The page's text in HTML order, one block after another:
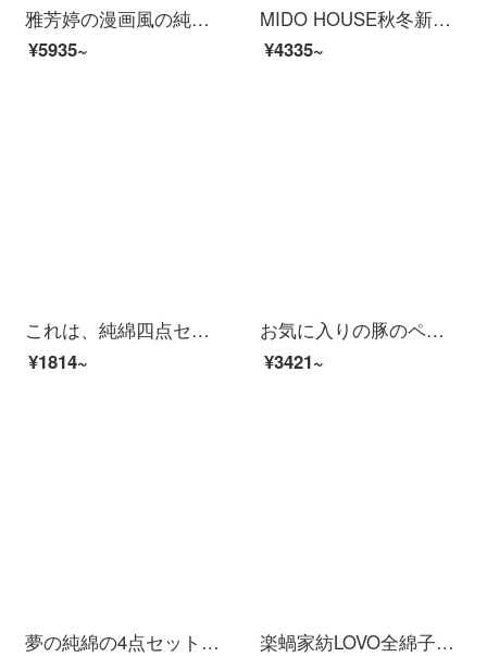
雅芳婷の漫画風の純綿のベッドの上で4つのセットのケイティの猫のアニメ・漫画の全綿のシーツの布団カバー4つのセットの縄の金71303シーツの3つのセット（縄を縛って進級する版）の1.2メートル
¥5935~
MIDO HOUSE秋冬新商品100本の長い綿糸の毛の漫画の子供の3/4件のセットの全綿の純綿-ぼうっとしています萌小アライグマの1.5 mのベッドの笠の項(4件のセット)
¥4335~
これは、純綿四点セットのアニメ全綿三点セットで、1.2 mシングルベッドシーツセットins小清新ベッド用品4点セットの仙本娜1.5 mベッド/ベッドケース4点セット/布団カバー200*230 CMです。
¥1814~
お気に入りの豚のペジ3/4点セットの純綿子供用アニメかわいい全綿セットシーツ布団セット-子豚のペジ運動会1.8メートルシーツ4点セット
¥3421~
夢の純綿の4点セットのシーツ学生寮の児童の部屋の純綿の柔軟な漫画のかわいいベッドの品物の布団セットの1家の主人の1.5メートルのベッド（200*230 cm）の4件のセット
楽蝸家紡LOVO全綿子供用ベッドの上に4点セットのアヒルの漫画シーツ布団カバー枕カバー羅莱生活製品の新しい一日220*240 cm